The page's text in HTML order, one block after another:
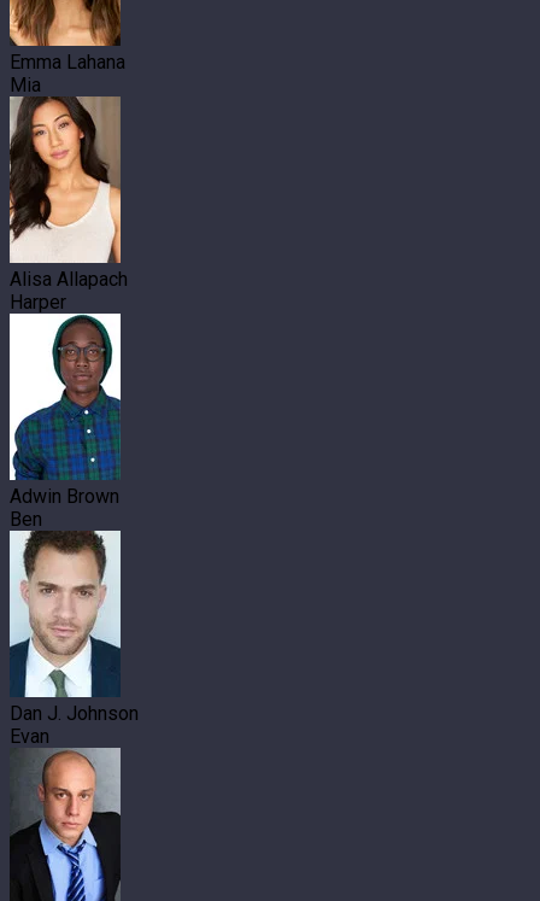
Emma Lahana
Mia
Alisa Allapach
Harper
Adwin Brown
Ben
Dan J. Johnson
Evan